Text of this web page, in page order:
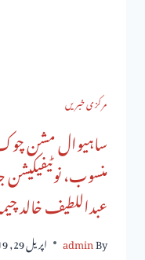
مرکزی خبریں
ساہیوال مشن
منسوب،
عبداللطیف خالد
By
admin اپریل 29, 2019